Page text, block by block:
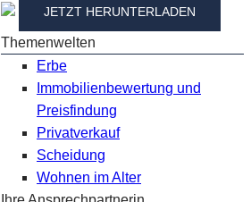
JETZT HERUNTERLADEN
Themenwelten
Erbe
Immobilienbewertung und
Preisfindung
Privatverkauf
Scheidung
Wohnen im Alter